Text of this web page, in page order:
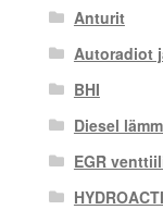
Anturit
Autoradiot
BHI
Diesel
EGR